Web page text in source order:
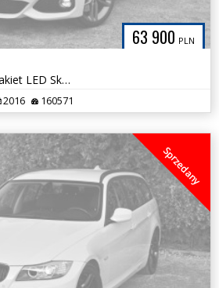
63 900 PLN
BMW 120d 190KM MPakiet LED Skóra Harman Kamera Szyberdach Tylko 160tys
2016 160571
Sprzedany